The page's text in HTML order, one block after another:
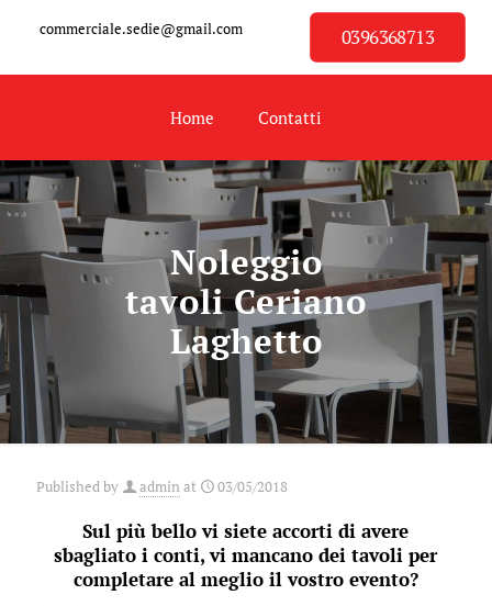
commerciale.sedie@gmail.com 0396368713
Home Contatti
Noleggio
tavoli Ceriano
Laghetto
Published by admin at 03/05/2018
Sul più bello vi siete accorti di avere
sbagliato i conti, vi mancano dei tavoli per
completare al meglio il vostro evento?